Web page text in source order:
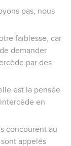
pas, nous
faiblesse, car
demander
par des
est la pensée
en
concourent au
appelés